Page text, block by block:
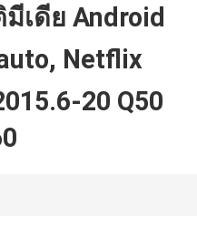
เดีย Android
Netflix
20 Q50